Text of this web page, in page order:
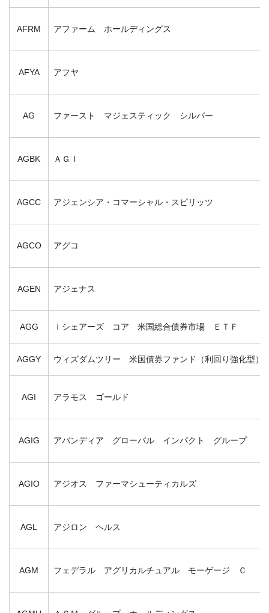
AFRM アファーム ホールディングス
AFYA アフヤ
AG ファースト マジェスティック シルバー
AGBK ＡＧＩ
AGCC アジェンシア・コマーシャル・スピリッツ
AGCO アグコ
AGEN アジェナス
AGG ｉシェアーズ コア 米国総合債券市場 ＥＴＦ
AGGY ウィズダムツリー 米国債券ファンド（利回り強化型）
AGI アラモス ゴールド
AGIG アバンディア グローバル インパクト グループ
AGIO アジオス ファーマシューティカルズ
AGL アジロン ヘルス
AGM フェデラル アグリカルチュアル モーゲージ Ｃ